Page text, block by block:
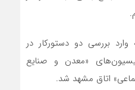
بررسی دو دستورکار در
«معدن و صنایع
اتاق مشهد شد.